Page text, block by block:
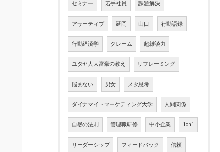
セミナー 若手社員 課題解決
アサーティブ 延岡 山口 行動語録
行動経済学 クレーム 超雑談力
ユダヤ人大富豪の教え リフレーミング
悩まない 男女 メタ思考
ダイナマイトマーケティング大学 人間関係
自然の法則 管理職研修 中小企業 1on1
リーダーシップ フィードバック 信頼